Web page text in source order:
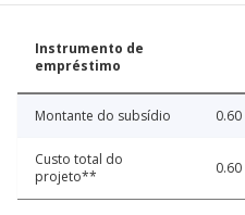
Instrumento de
empréstimo
Montante do subsídio 0.60
Custo total do
projeto**
0.60